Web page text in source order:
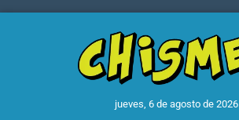
jueves, 6 de agosto de 2026